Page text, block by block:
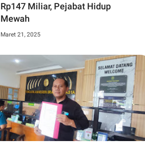
Rp147 Miliar, Pejabat Hidup
Mewah
Maret 21, 2025